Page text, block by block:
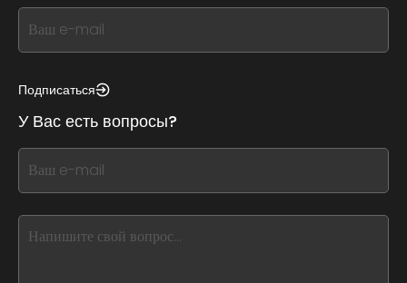
If
you
this,
this
form
field
blank
Подписаться
У Вас есть вопросы?
If
you
this,